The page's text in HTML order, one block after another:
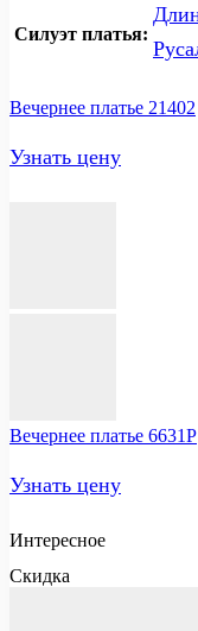
Силуэт платья:
Вечернее платье 21402
Узнать цену
Вечернее платье 6631P
Узнать цену
Интересное
Скидка